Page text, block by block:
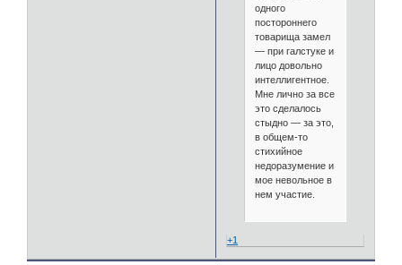
одного
постороннего
товарища замел
— при галстуке и
лицо довольно
интеллигентное.
Мне лично за все
это сделалось
стыдно — за это,
в общем-то
стихийное
недоразумение и
мое невольное в
нем участие.
+1